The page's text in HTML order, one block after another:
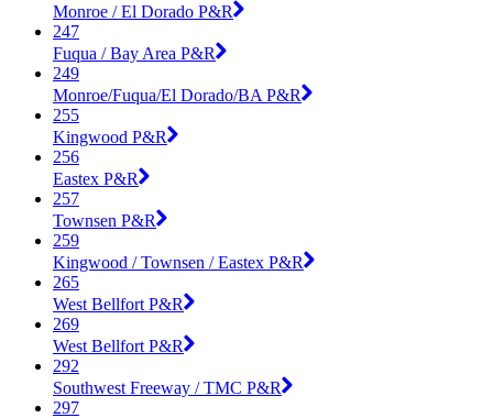
Monroe / El Dorado P&R
247
Fuqua / Bay Area P&R
249
Monroe/Fuqua/El Dorado/BA P&R
255
Kingwood P&R
256
Eastex P&R
257
Townsen P&R
259
Kingwood / Townsen / Eastex P&R
265
West Bellfort P&R
269
West Bellfort P&R
292
Southwest Freeway / TMC P&R
297